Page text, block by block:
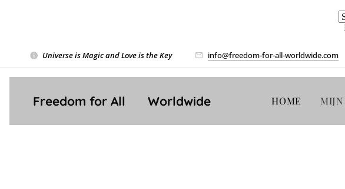
Universe is Magic and Love is the Key❤️ info@freedom-for-all-worldwide.com
Freedom for All ❤️ Worldwide HOME